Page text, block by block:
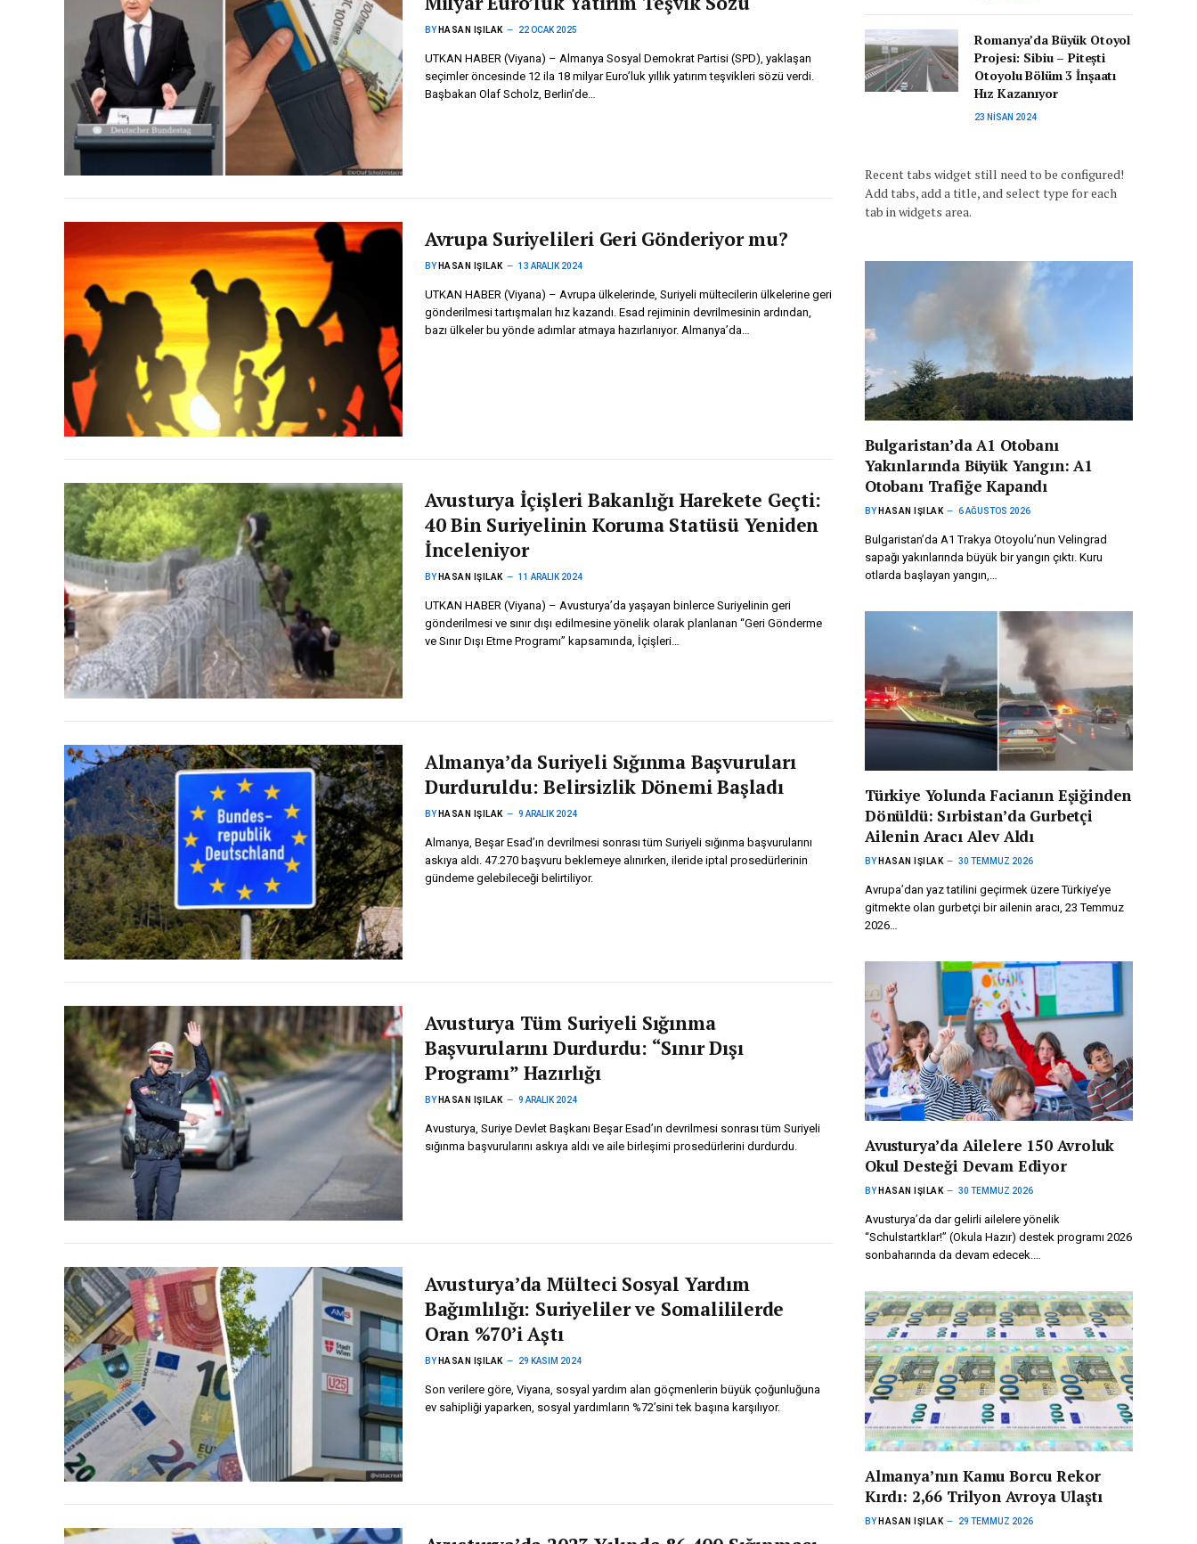
BY HASAN IŞILAK 22 OCAK 2025
UTKAN HABER (Viyana) – Almanya Sosyal Demokrat Partisi (SPD), yaklaşan
seçimler öncesinde 12 ila 18 milyar Euro’luk yıllık yatırım teşvikleri sözü verdi.
Başbakan Olaf Scholz, Berlin’de…
Avrupa Suriyelileri Geri Gönderiyor mu?
BY HASAN IŞILAK 13 ARALIK 2024
UTKAN HABER (Viyana) – Avrupa ülkelerinde, Suriyeli mültecilerin ülkelerine geri
gönderilmesi tartışmaları hız kazandı. Esad rejiminin devrilmesinin ardından,
bazı ülkeler bu yönde adımlar atmaya hazırlanıyor. Almanya’da…
Avusturya İçişleri Bakanlığı Harekete Geçti:
40 Bin Suriyelinin Koruma Statüsü Yeniden
İnceleniyor
BY HASAN IŞILAK 11 ARALIK 2024
UTKAN HABER (Viyana) – Avusturya’da yaşayan binlerce Suriyelinin geri
gönderilmesi ve sınır dışı edilmesine yönelik olarak planlanan “Geri Gönderme
ve Sınır Dışı Etme Programı” kapsamında, İçişleri…
Almanya’da Suriyeli Sığınma Başvuruları
Durduruldu: Belirsizlik Dönemi Başladı
BY HASAN IŞILAK 9 ARALIK 2024
Almanya, Beşar Esad’ın devrilmesi sonrası tüm Suriyeli sığınma başvurularını
askıya aldı. 47.270 başvuru beklemeye alınırken, ileride iptal prosedürlerinin
gündeme gelebileceği belirtiliyor.
Avusturya Tüm Suriyeli Sığınma
Başvurularını Durdurdu: “Sınır Dışı
Programı” Hazırlığı
BY HASAN IŞILAK 9 ARALIK 2024
Avusturya, Suriye Devlet Başkanı Beşar Esad’ın devrilmesi sonrası tüm Suriyeli
sığınma başvurularını askıya aldı ve aile birleşimi prosedürlerini durdurdu.
Avusturya’da Mülteci Sosyal Yardım
Bağımlılığı: Suriyeliler ve Somalililerde
Oran %70’i Aştı
BY HASAN IŞILAK 29 KASIM 2024
Son verilere göre, Viyana, sosyal yardım alan göçmenlerin büyük çoğunluğuna
ev sahipliği yaparken, sosyal yardımların %72’sini tek başına karşılıyor.
Romanya’da Büyük Otoyol
Projesi: Sibiu – Pitești
Otoyolu Bölüm 3 İnşaatı
Hız Kazanıyor
23 NISAN 2024
Recent tabs widget still need to be configured!
Add tabs, add a title, and select type for each
tab in widgets area.
Bulgaristan’da A1 Otobanı
Yakınlarında Büyük Yangın: A1
Otobanı Trafiğe Kapandı
BY HASAN IŞILAK 6 AĞUSTOS 2026
Bulgaristan’da A1 Trakya Otoyolu’nun Velingrad
sapağı yakınlarında büyük bir yangın çıktı. Kuru
otlarda başlayan yangın,…
Türkiye Yolunda Facianın Eşiğinden
Dönüldü: Sırbistan’da Gurbetçi
Ailenin Aracı Alev Aldı
BY HASAN IŞILAK 30 TEMMUZ 2026
Avrupa’dan yaz tatilini geçirmek üzere Türkiye’ye
gitmekte olan gurbetçi bir ailenin aracı, 23 Temmuz
2026…
Avusturya’da Ailelere 150 Avroluk
Okul Desteği Devam Ediyor
BY HASAN IŞILAK 30 TEMMUZ 2026
Avusturya’da dar gelirli ailelere yönelik
“Schulstartklar!” (Okula Hazır) destek programı 2026
sonbaharında da devam edecek.…
Almanya’nın Kamu Borcu Rekor
Kırdı: 2,66 Trilyon Avroya Ulaştı
BY HASAN IŞILAK 29 TEMMUZ 2026